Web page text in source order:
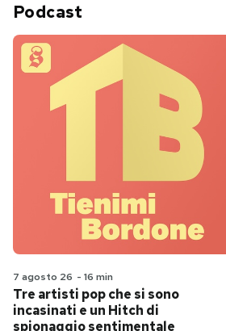
Podcast
7 agosto 26 - 16 min
Tre artisti pop che si sono
incasinati e un Hitch di
spionaggio sentimentale